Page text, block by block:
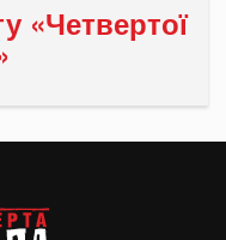
«Четвертої